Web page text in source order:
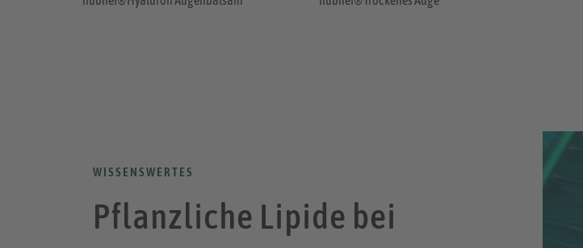
WISSENSWERTES
Pflanzliche Lipide bei